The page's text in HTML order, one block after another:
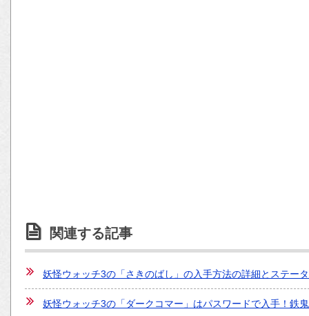
関連する記事
妖怪ウォッチ3の「さきのばし」の入手方法の詳細とステー
妖怪ウォッチ3の「ダークコマー」はパスワードで入手！鉄